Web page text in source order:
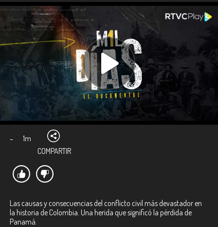
-
1m
COMPARTIR
Las causas y consecuencias del conflicto civil más devastador en
la historia de Colombia. Una herida que significó la pérdida de
Panamá.